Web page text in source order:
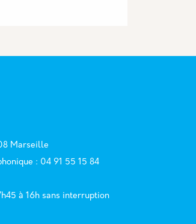
Marseille
: 04 91 55 15 84
à 16h sans interruption